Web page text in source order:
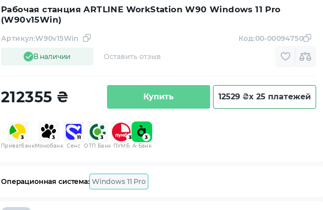
Рабочая станция ARTLINE WorkStation W90 Windows 11 Pro
(W90v15Win)
В наличии
Артикул:W90v15Win
Оставить отзыв
Код:00-00094750
212355 ₴ Купить 12529 ₴x 25 платежей
ПриватбанкМонобанк Сенс ОТП Банк ПУМБ A-Банк
Операционная система: Windows 11 Pro